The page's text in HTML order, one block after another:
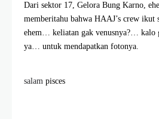
Dari sektor 17, Gelora Bung Karno,
memberitahu bahwa HAAJ’s crew
ehem… keliatan gak venusnya?… kalo
ya… untuk mendapatkan fotonya.
salam pisces